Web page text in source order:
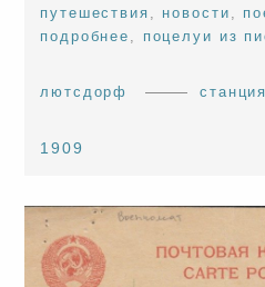
путешествия , новости ,
подробнее , поцелуи из
лютсдорф
1909